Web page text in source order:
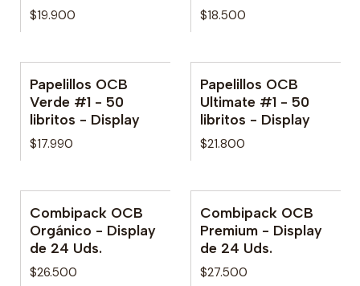
$19.900 $18.500
Papelillos OCB
Verde #1 - 50
libritos - Display
$17.990
Papelillos OCB
Ultimate #1 - 50
libritos - Display
$21.800
Combipack OCB
Orgánico - Display
de 24 Uds.
$26.500
Combipack OCB
Premium - Display
de 24 Uds.
$27.500